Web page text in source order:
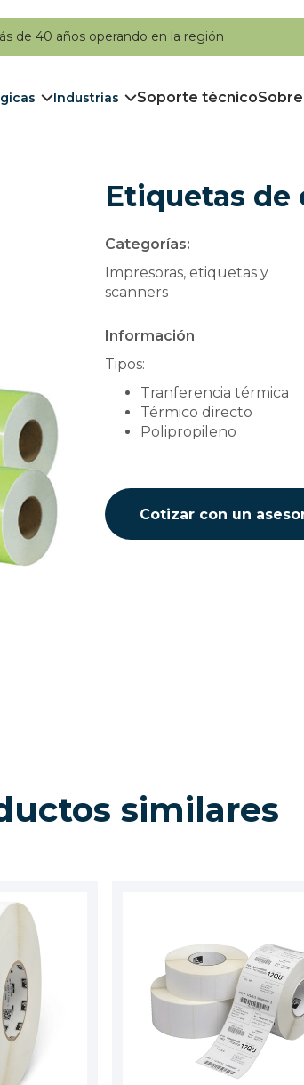
de 40 años operando en la región
Industrias Soporte técnico
Etiquetas de
Categorías:
Impresoras, etiquetas y
scanners
Información
Tipos:
Tranferencia térmica
Térmico directo
Polipropileno
Cotizar con un
similares